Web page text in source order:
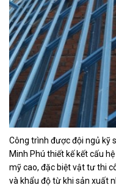
Công trình được đội ngủ kỹ
Minh Phú thiết kế kết cấu
mỹ cao, đặc biệt vật tư thi
và khẩu độ từ khi sản xuất